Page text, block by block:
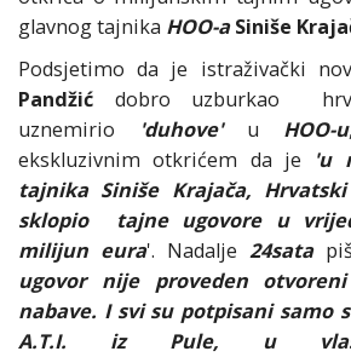
glavnog tajnika HOO-a Siniše
Podsjetimo da je istraživački
Pandžić dobro uzburkao
uznemirio 'duhove'u HOO-u
ekskluzivnim otkrićem da je
'u
tajnika Siniše Krajača,
sklopio tajne ugovore u
milijun eura'. Nadalje 24sata
ugovor nije proveden
nabave. I svi su potpisani samo
A.T.I. iz Pule, u